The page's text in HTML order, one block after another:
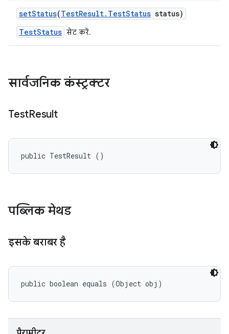
setStatus(TestResult. TestStatus status)
TestStatus सेट करें.
सार्वजनिक कंस्ट्रक्टर
TestResult
public TestResult ()
पब्लिक मेथड
इसके बराबर है
public boolean equals (Object obj)